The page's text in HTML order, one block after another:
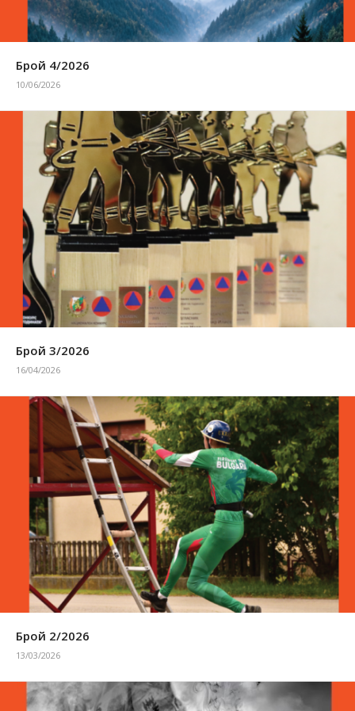
Брой 4/2026
10/06/2026
Брой 3/2026
16/04/2026
Брой 2/2026
13/03/2026